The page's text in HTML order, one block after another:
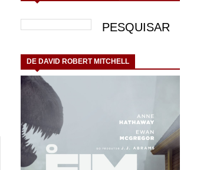
DE DAVID ROBERT MITCHELL